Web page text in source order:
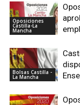
Oposiciones
Castilla-La
Mancha
Bolsas Castilla -
La Mancha